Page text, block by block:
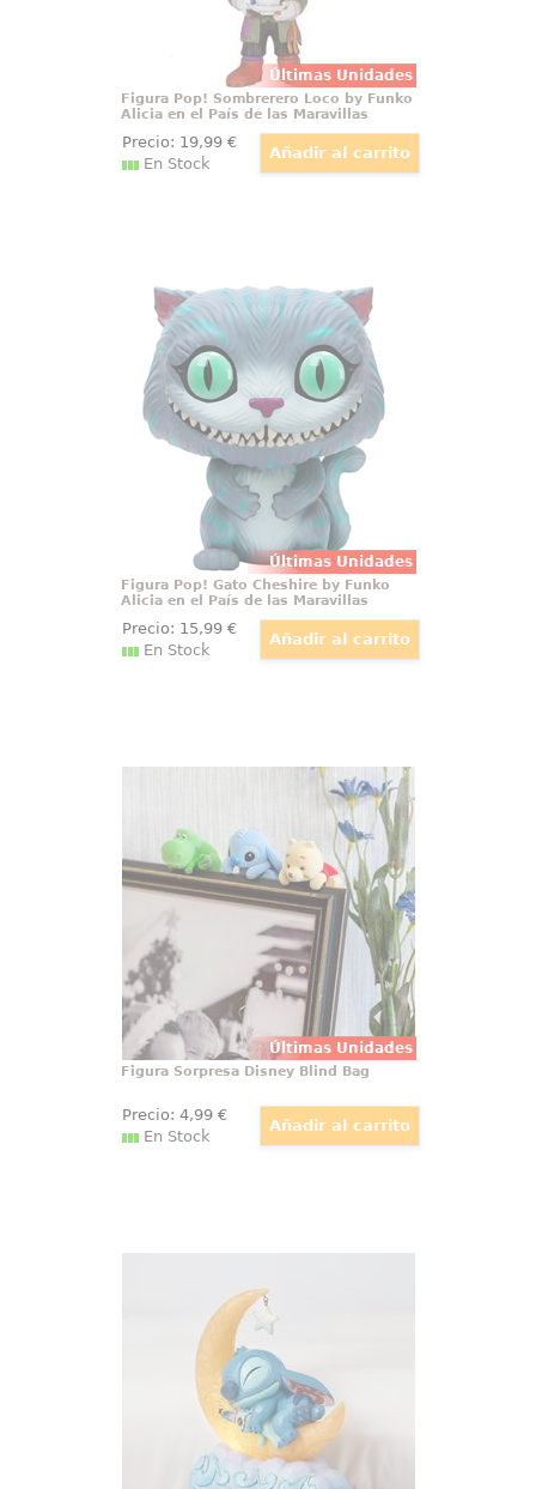
Últimas Unidades
Figura Pop! Sombrerero Loco by Funko
Alicia en el País de las Maravillas
Precio: 19,99€
En Stock
Últimas Unidades
Figura Pop! Gato Cheshire by Funko
Alicia en el País de las Maravillas
Figura del Gato Cheshire realizada
en vinilo perteneciente a la línea
Pop! de Funko. La figura tiene una
altura aproximada de 10 cm., y
está basada en la película de
Disney Alicia en el País de las
Maravillas.
Figura Pop! Gato Cheshire by Funko
Alicia en el País de las Maravillas
Precio: 15,99€
En Stock
Últimas Unidades
Figura Sorpresa Disney Blind Bag
Descubre la magia de Disney con
esta colección de figuras sorpresa
en formato blind bag. Con un
diseño especial y un acabado
flocado que aporta una textura
única, estos adorables personajes
pueden sujetarse en pantallas de
ordenador
Figura Sorpresa Disney Blind Bag
Precio: 4,99€
En Stock
Acurrucado con su peluche
Scrump, el adorable Stitch de
Disney está listo para adentrarse
en el mundo de los sueños en la
figura "Sweet Dreams". Dormido
sobre una luna creciente que se